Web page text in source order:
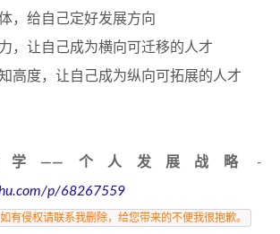
，给自己定好发展方向
，让自己成为横向可迁移的人才
高度，让自己成为纵向可拓展的人才
学——个人发展战略
p/68267559
有侵权请联系我删除，给您带来的不便我很抱歉。